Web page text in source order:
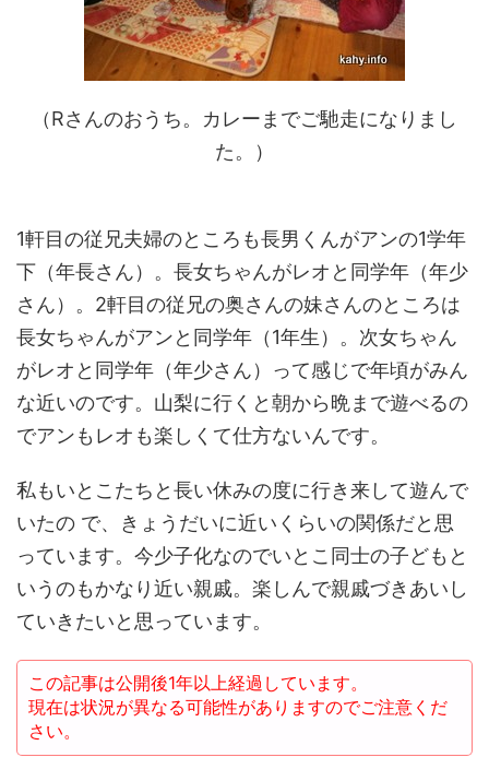
（Rさんのおうち。カレーまでご馳走になりまし
た。）
1軒目の従兄夫婦のところも長男くんがアンの1学年
下（年長さん）。長女ちゃんがレオと同学年（年少
さん）。2軒目の従兄の奥さんの妹さんのところは
長女ちゃんがアンと同学年（1年生）。次女ちゃん
がレオと同学年（年少さん）って感じで年頃がみん
な近いのです。山梨に行くと朝から晩まで遊べるの
でアンもレオも楽しくて仕方ないんです。
私もいとこたちと長い休みの度に行き来して遊んで
いたの で、きょうだいに近いくらいの関係だと思
っています。今少子化なのでいとこ同士の子どもと
いうのもかなり近い親戚。楽しんで親戚づきあいし
ていきたいと思っています。
この記事は公開後1年以上経過しています。
現在は状況が異なる可能性がありますのでご注意くだ
さい。